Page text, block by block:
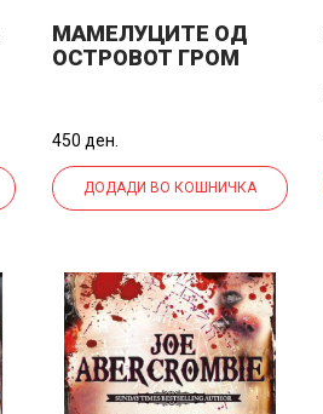
МАМЕЛУЦИТЕ ОД
ОСТРОВОТ ГРОМ
450 ден.
ДОДАДИ ВО КОШНИЧКА